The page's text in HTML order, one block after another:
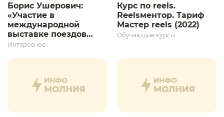
Борис Ушерович:
«Участие в
международной
выставке поездов
дает толчок для
развития»
Интересное
Курс по reels.
Reelsментор. Тариф
Мастер reels (2022)
Обучающие курсы